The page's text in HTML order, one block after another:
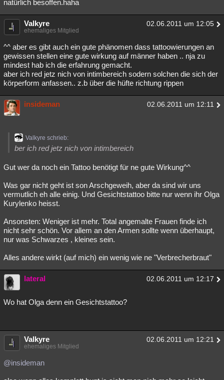
natürlich besoffen.haha
Valkyre 02.06.2011 um 12:05
ehemaliges Mitglied
^^ aber es gibt auch ein gute phänomen dass tattoowierungen an
gewissen stellen eine gute wirkung auf männer haben .. nja zu
mindest hab ich die erfahrung gemacht.
aber ich red jetz nich von intimbereich sodern solchen die sich der
körperform anfassen.. z.b über die hüfte richtung rippen
insideman 02.06.2011 um 12:11
Valkyre schrieb:
ber ich red jetz nich von intimbereich
Gut wer da noch ein Tattoo benötigt für ne gute Wirkung^^
Was gar nicht geht ist son Arschgeweih, aber da sind wir uns
vermutlich eh alle einig. Und Gesichtstattoo bitte nur wenn ihr Olga
Kurylenko heisst.
Ansonsten: Weniger ist mehr. Total angemalte Frauen finde ich
nicht sehr schön. Vor allem an den Armen sollte wenn überhaupt,
nur was Schwarzes , kleines sein.
Alles andere wirkt (auf mich) ein wenig wie ne "Verbrecherbraut"
lateral 02.06.2011 um 12:17
Wo hat Olga denn ein Gesichtstattoo?
Valkyre 02.06.2011 um 12:21
ehemaliges Mitglied
@insideman